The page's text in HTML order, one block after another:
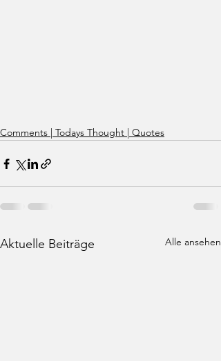
Comments | Todays Thought | Quotes
Aktuelle Beiträge Alle ansehen